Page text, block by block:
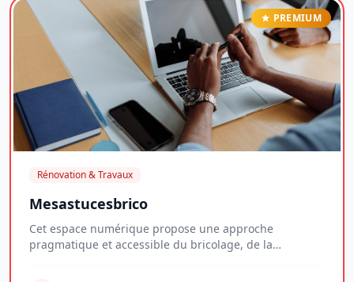
PREMIUM
Rénovation & Travaux
Mesastucesbrico
Cet espace numérique propose une approche
pragmatique et accessible du bricolage, de la